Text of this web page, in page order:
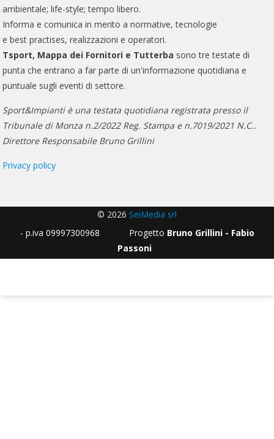
ambientale; life-style; tempo libero.
Informa e comunica in merito a normative, tecnologie
e best practises, realizzazioni e operatori.
Tsport, Mappa dei Fornitori e Tutterba sono tre testate di
punta che entrano a far parte di un'informazione quotidiana e
puntuale sugli eventi di settore.
Sport&Impianti è una testata quotidiana registrata presso il
Tribunale di Monza n.2/2022 Reg. Stampa e n.7019/2021 N.C..
Direttore Responsabile Bruno Grillini
Privacy policy
© 2026 SeiMedia srl
- p.iva 09997300968 Progetto Bruno Grillini - Fabio
Passoni